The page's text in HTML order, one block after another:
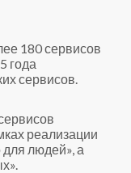
180 сервисов
года
сервисов.
реализации
для людей», а